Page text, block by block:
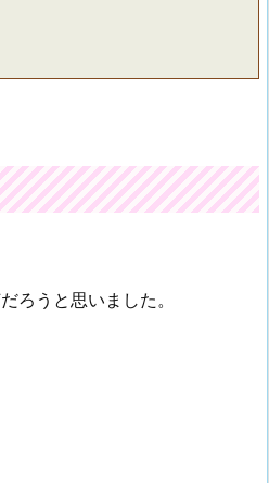
ろうと思いました。